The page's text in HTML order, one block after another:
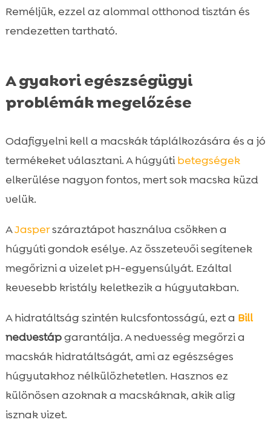
Reméljük, ezzel az alommal otthonod tisztán és
rendezetten tartható.
A gyakori egészségügyi
problémák megelőzése
Odafigyelni kell a macskák táplálkozására és a jó
termékeket választani. A húgyútibetegségek
elkerülése nagyon fontos, mert sok macska küzd
velük.
AJasperszáraztápot használva csökken a
húgyúti gondok esélye. Az összetevői segítenek
megőrizni a vizelet pH-egyensúlyát. Ezáltal
kevesebb kristály keletkezik a húgyutakban.
A hidratáltság szintén kulcsfontosságú, ezt a Bill
nedvestápgarantálja. A nedvesség megőrzi a
macskák hidratáltságát, ami az egészséges
húgyutakhoz nélkülözhetetlen. Hasznos ez
különösen azoknak a macskáknak, akik alig
isznak vizet.